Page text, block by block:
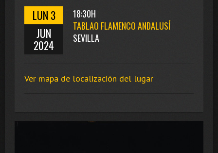
LUN 3
JUN
2024
18:30H
TABLAO FLAMENCO ANDALUSÍ
SEVILLA
Ver mapa de localización del lugar